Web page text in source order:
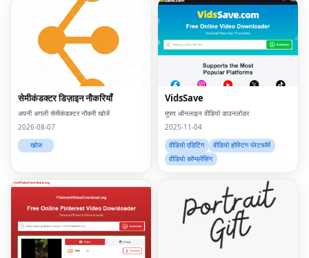
सेमीकंडक्टर डिज़ाइन नौकरियाँ
अपनी अगली सेमीकंडक्टर नौकरी खोजें
2026-08-07
खोज
VidsSave
मुफ्त ऑनलाइन वीडियो डाउनलोडर
2025-11-04
वीडियो एडिटिंग
वीडियो होस्टिंग प्लेटफॉर्म
वीडियो कॉन्फ्रेंसिंग